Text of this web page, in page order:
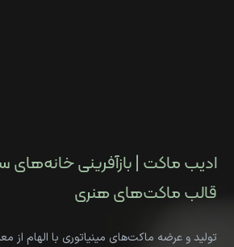
ادیب ماکت | بازآفرینی خانه‌های
قالب ماکت‌های هنری
تولید و عرضه ماکت‌های مینیاتوری با الهام از